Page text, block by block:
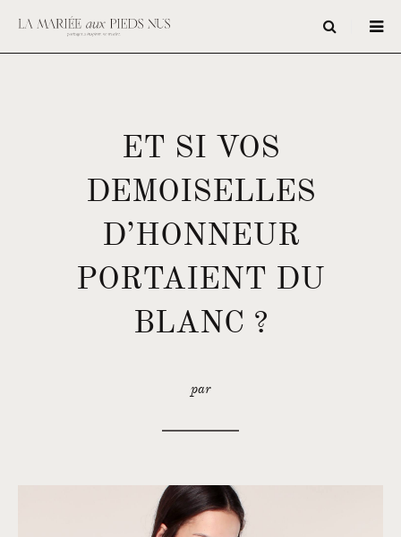
ET SI VOS
DEMOISELLES
D’HONNEUR
PORTAIENT DU
BLANC ?
par